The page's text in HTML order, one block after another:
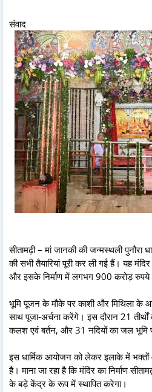
संवाद
सीतामढ़ी – मां जानकी की जन्मस्थली पुनौरा
की सभी तैयारियां पूरी कर ली गई हैं। यह मंदिर
और इसके निर्माण में लगभग 900 करोड़ रुपये
भूमि पूजन के मौके पर काशी और मिथिला के
साथ पूजा-अर्चना करेंगे। इस दौरान 21 तीर्थों
कलश एवं बर्तन, और 31 नदियों का जल भूमि
इस धार्मिक आयोजन को लेकर इलाके में भक्तों
है। माना जा रहा है कि मंदिर का निर्माण
के बड़े केंद्र के रूप में स्थापित करेगा।